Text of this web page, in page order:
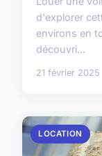
d'explorer
environs en
découvri...
21 février 2025
LOCATION